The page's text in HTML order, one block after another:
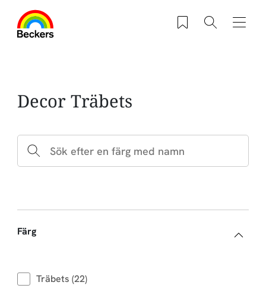
Sparade produkter
Sök
Decor Träbets
Färg
Träbets (22)